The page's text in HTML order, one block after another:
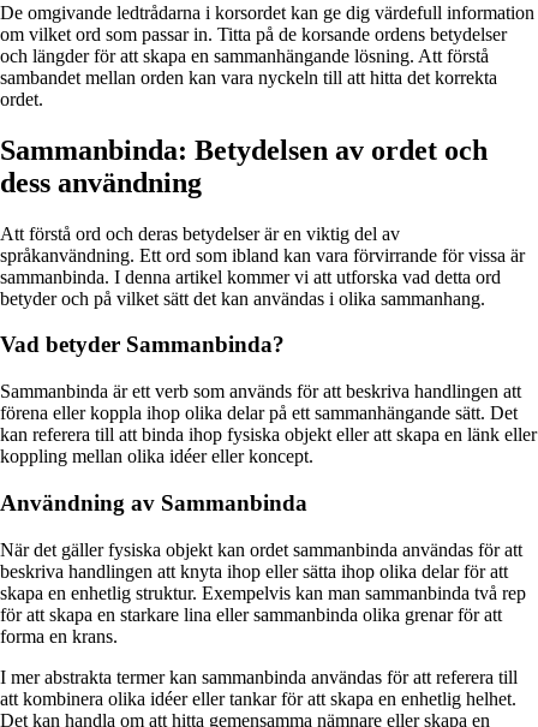
De omgivande ledtrådarna i korsordet kan ge dig värdefull information
om vilket ord som passar in. Titta på de korsande ordens betydelser
och längder för att skapa en sammanhängande lösning. Att förstå
sambandet mellan orden kan vara nyckeln till att hitta det korrekta
ordet.
Sammanbinda: Betydelsen av ordet och
dess användning
Att förstå ord och deras betydelser är en viktig del av
språkanvändning. Ett ord som ibland kan vara förvirrande för vissa är
sammanbinda. I denna artikel kommer vi att utforska vad detta ord
betyder och på vilket sätt det kan användas i olika sammanhang.
Vad betyder Sammanbinda?
Sammanbinda är ett verb som används för att beskriva handlingen att
förena eller koppla ihop olika delar på ett sammanhängande sätt. Det
kan referera till att binda ihop fysiska objekt eller att skapa en länk eller
koppling mellan olika idéer eller koncept.
Användning av Sammanbinda
När det gäller fysiska objekt kan ordet sammanbinda användas för att
beskriva handlingen att knyta ihop eller sätta ihop olika delar för att
skapa en enhetlig struktur. Exempelvis kan man sammanbinda två rep
för att skapa en starkare lina eller sammanbinda olika grenar för att
forma en krans.
I mer abstrakta termer kan sammanbinda användas för att referera till
att kombinera olika idéer eller tankar för att skapa en enhetlig helhet.
Det kan handla om att hitta gemensamma nämnare eller skapa en